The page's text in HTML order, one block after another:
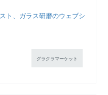
ト、ガラス研磨のウェブシ
グラクラマーケット